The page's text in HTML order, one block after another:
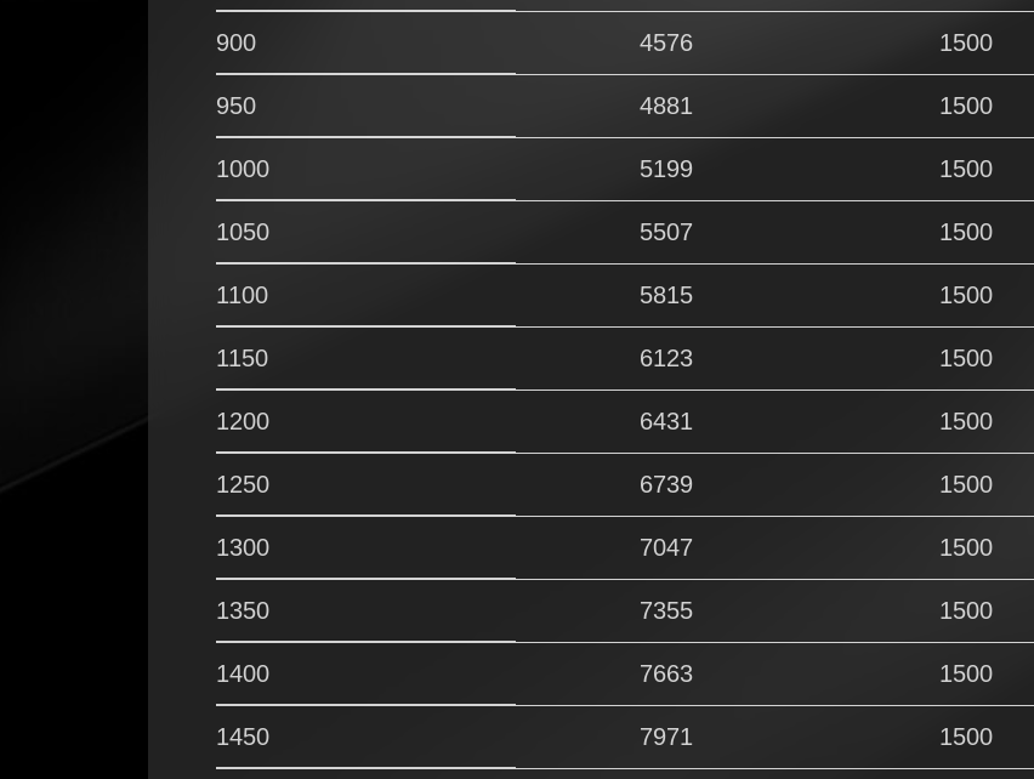
900 4576 1500
950 4881 1500
1000 5199 1500
1050 5507 1500
1100 5815 1500
1150 6123 1500
1200 6431 1500
1250 6739 1500
1300 7047 1500
1350 7355 1500
1400 7663 1500
1450 7971 1500